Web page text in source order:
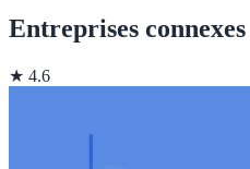
Entreprises
★ 4.6